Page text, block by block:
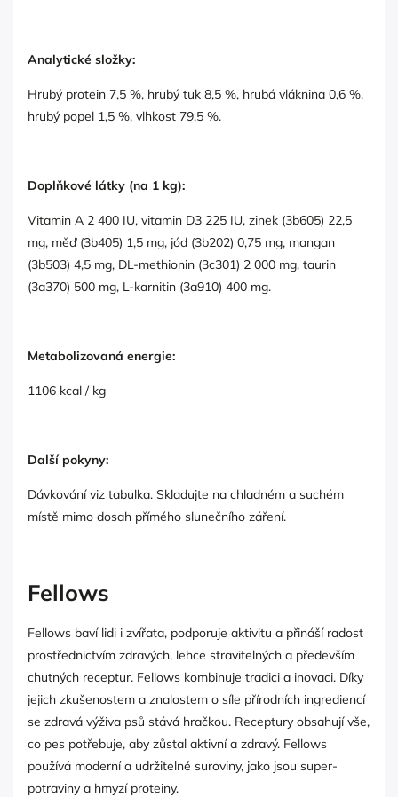
Analytické složky:
Hrubý protein 7,5 %, hrubý tuk 8,5 %, hrubá vláknina 0,6 %,
hrubý popel 1,5 %, vlhkost 79,5 %.
Doplňkové látky (na 1 kg):
Vitamin A 2 400 IU, vitamin D3 225 IU, zinek (3b605) 22,5
mg, měď (3b405) 1,5 mg, jód (3b202) 0,75 mg, mangan
(3b503) 4,5 mg, DL-methionin (3c301) 2 000 mg, taurin
(3a370) 500 mg, L-karnitin (3a910) 400 mg.
Metabolizovaná energie:
1106 kcal / kg
Další pokyny:
Dávkování viz tabulka. Skladujte na chladném a suchém
místě mimo dosah přímého slunečního záření.
Fellows
Fellows baví lidi i zvířata, podporuje aktivitu a přináší radost
prostřednictvím zdravých, lehce stravitelných a především
chutných receptur. Fellows kombinuje tradici a inovaci. Díky
jejich zkušenostem a znalostem o síle přírodních ingrediencí
se zdravá výživa psů stává hračkou. Receptury obsahují vše,
co pes potřebuje, aby zůstal aktivní a zdravý. Fellows
používá moderní a udržitelné suroviny, jako jsou super-
potraviny a hmyzí proteiny.